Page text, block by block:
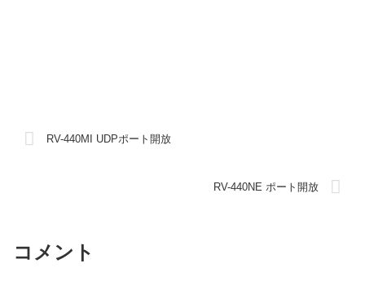
RV-440MI UDPポート開放
RV-440NE ポート開放
コメント